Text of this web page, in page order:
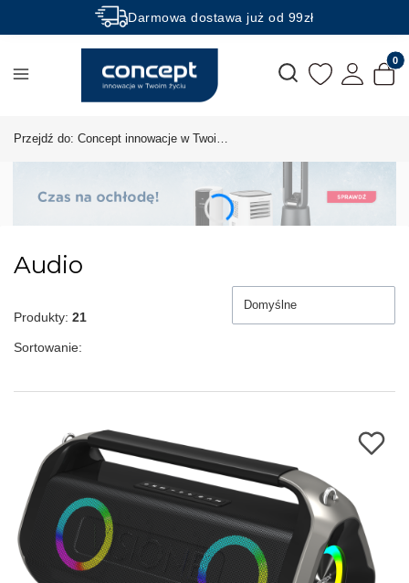
Darmowa dostawa już od 99zł
Rabaty -50% na wybrane produkty
Otwórz wyszukiwarkę
Przejdź do: Concept innowacje w Twoim życiu!
Audio
Produkty: 21
Sortowanie:
Domyślne